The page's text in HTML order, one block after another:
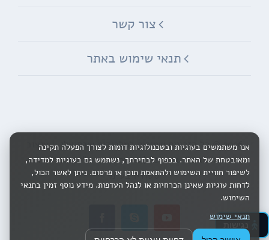
צור קשר
תנאי שימוש באתר
2026 © כל הזכויות שמורות ל מלכודות שבתיאלי | עיצוב
גרפי ומיתוג ע"י בי ברנד| פיתוח ובניה ע"י אורבן ויזדום
סטודיו בע"מ
אנו משתמשים בעוגיות ובטכנולוגיות דומות לצורך הפעלה תקינה
ומאובטחת של האתר. בכפוף לבחירתך, נשתמש גם בעוגיות למדידה,
לשיפור חוויית השימוש ולהתאמת תוכן או פרסום. ניתן לאשר הכול,
לדחות עוגיות שאינן הכרחיות או לנהל העדפות. מידע נוסף זמין בתנאי
השימוש.
תנאי שימוש